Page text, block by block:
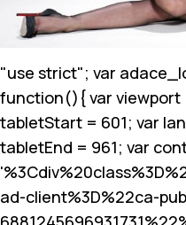
"use strict"; var
function(){ var
tabletStart = 601; var
tabletEnd = 961; var
ad-client%3D%22ca-